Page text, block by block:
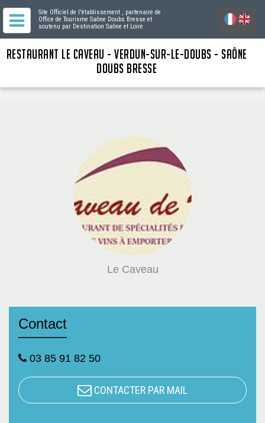
Site Officiel de l'établissement , partenaire de
Office de Tourisme Saône Doubs Bresse et
soutenu par Destination Saône et Loire
RESTAURANT LE CAVEAU - VERDUN-SUR-LE-DOUBS - SAÔNE
DOUBS BRESSE
Le Caveau
Contact
03 85 91 82 50
CONTACTER PAR MAIL